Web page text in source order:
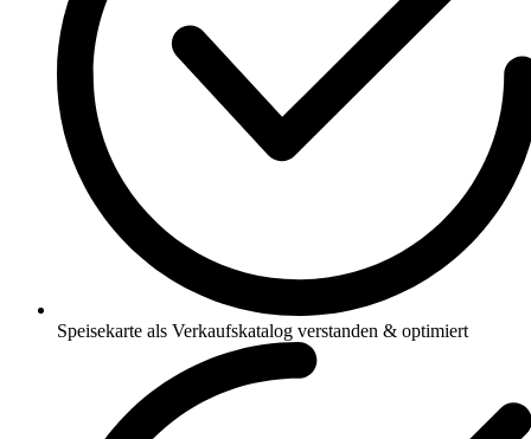
Speisekarte als Verkaufskatalog verstanden & optimiert